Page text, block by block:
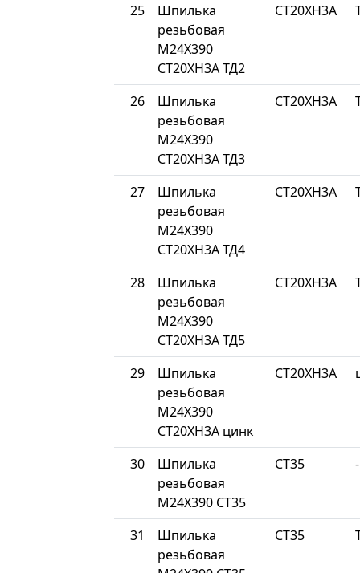
25
Шпилька
резьбовая
М24Х390
СТ20ХН3А ТД2
СТ20ХН3А
26
Шпилька
резьбовая
М24Х390
СТ20ХН3А ТД3
СТ20ХН3А
27
Шпилька
резьбовая
М24Х390
СТ20ХН3А ТД4
СТ20ХН3А
28
Шпилька
резьбовая
М24Х390
СТ20ХН3А ТД5
СТ20ХН3А
29
Шпилька
резьбовая
М24Х390
СТ20ХН3А цинк
СТ20ХН3А
30
Шпилька
резьбовая
М24Х390 СТ35
СТ35 -
31
Шпилька
резьбовая
СТ35